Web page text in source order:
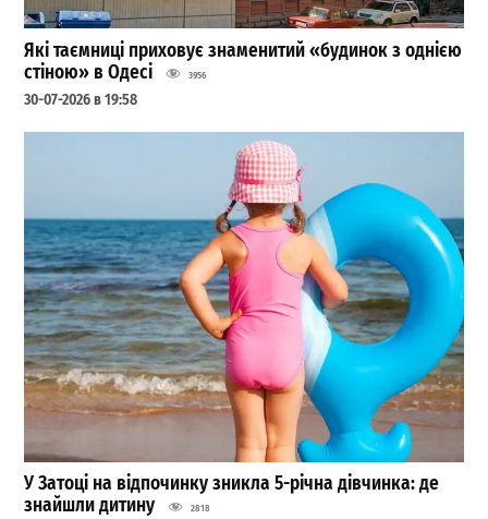
Які таємниці приховує знаменитий «будинок з однією
стіною» в Одесі
3956
30-07-2026 в 19:58
У Затоці на відпочинку зникла 5-річна дівчинка: де
знайшли дитину
2818